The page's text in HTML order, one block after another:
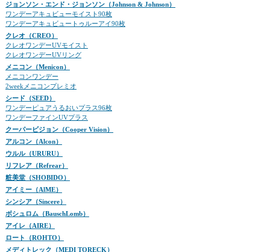
ジョンソン・エンド・ジョンソン（Johnson & Johnson）
ワンデーアキュビューモイスト90枚
ワンデーアキュビュートゥルーアイ90枚
クレオ（CREO）
クレオワンデーUVモイスト
クレオワンデーUVリング
メニコン（Menicon）
メニコンワンデー
2weekメニコンプレミオ
シード（SEED）
ワンデーピュアうるおいプラス96枚
ワンデーファインUVプラス
クーパービジョン（Cooper Vision）
アルコン（Alcon）
ウルル（URURU）
リフレア（Refrear）
粧美堂（SHOBIDO）
アイミー（AlME）
シンシア（Sincere）
ボシュロム（BauschLomb）
アイレ（AIRE）
ロート（ROHTO）
メディトレック（MEDI TORECK）